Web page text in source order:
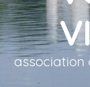
association